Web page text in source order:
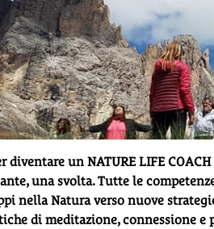
diventare un NATURE LIFE
una svolta. Tutte le
nella Natura verso nuove
di meditazione, connessione